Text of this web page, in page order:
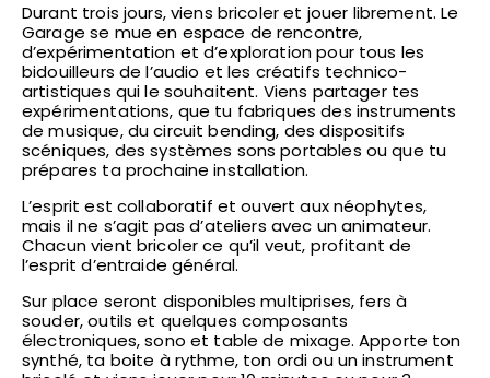
Durant trois jours, viens bricoler et jouer librement. Le
Garage se mue en espace de rencontre,
d’expérimentation et d’exploration pour tous les
bidouilleurs de l’audio et les créatifs technico-
artistiques qui le souhaitent. Viens partager tes
expérimentations, que tu fabriques des instruments
de musique, du circuit bending, des dispositifs
scéniques, des systèmes sons portables ou que tu
prépares ta prochaine installation.
L’esprit est collaboratif et ouvert aux néophytes,
mais il ne s’agit pas d’ateliers avec un animateur.
Chacun vient bricoler ce qu’il veut, profitant de
l’esprit d’entraide général.
Sur place seront disponibles multiprises, fers à
souder, outils et quelques composants
électroniques, sono et table de mixage. Apporte ton
synthé, ta boite à rythme, ton ordi ou un instrument